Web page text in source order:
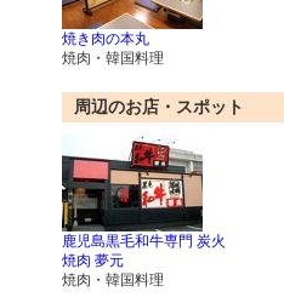
焼き肉の本丸
焼肉・韓国料理
周辺のお店・スポット
鹿児島黒毛和牛専門 炭火
焼肉 夢元
焼肉・韓国料理